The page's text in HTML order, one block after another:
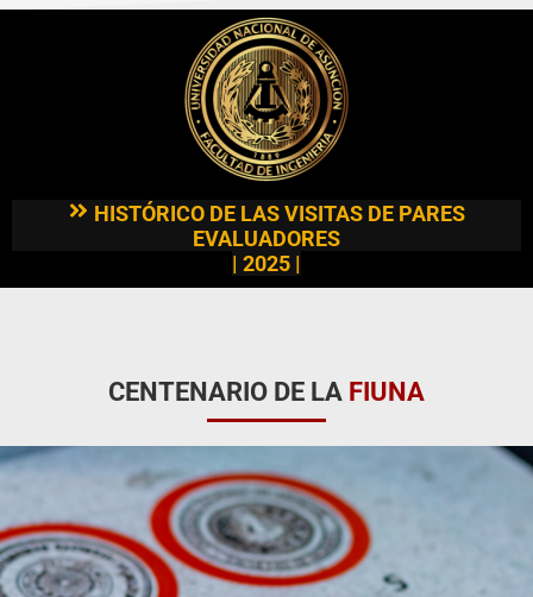
HISTÓRICO DE LAS VISITAS DE PARES
EVALUADORES
| 2025 |
CENTENARIO DE LA FIUNA